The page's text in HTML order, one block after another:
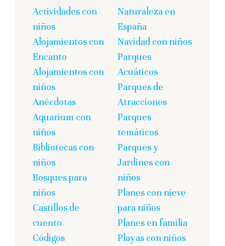
entradas
Actividades con
niños
Alojamientos con
Encanto
Alojamientos con
niños
Anécdotas
Aquarium con
niños
Bibliotecas con
niños
Bosques para
niños
Castillos de
cuento
Códigos
Naturaleza en
España
Navidad con niños
Parques
Acuáticos
Parques de
Atracciones
Parques
temáticos
Parques y
Jardines con
niños
Planes con nieve
para niños
Planes en familia
Playas con niños